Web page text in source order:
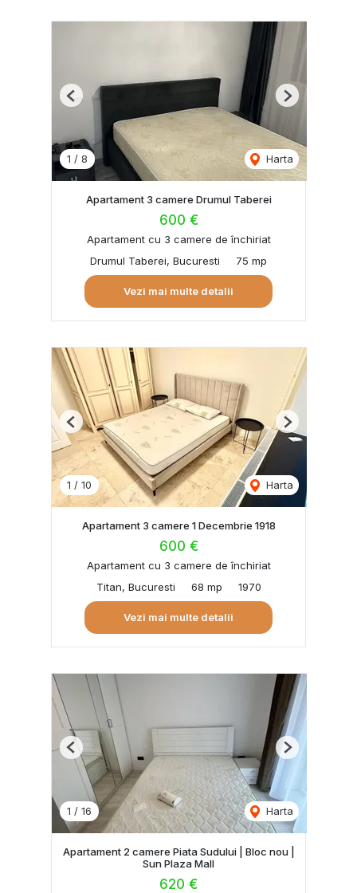
1 / 8 Harta
Previous Next
Apartament 3 camere Drumul Taberei
600 €
Apartament cu 3 camere de închiriat
Drumul Taberei, Bucuresti
75 mp
Vezi mai multe detalii
1 / 10 Harta
Previous Next
Apartament 3 camere 1 Decembrie 1918
600 €
Apartament cu 3 camere de închiriat
Titan, Bucuresti
68 mp 1970
Vezi mai multe detalii
1 / 16 Harta
Previous Next
Apartament 2 camere Piata Sudului | Bloc nou |
Sun Plaza Mall
620 €